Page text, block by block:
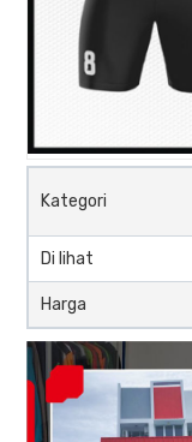
Kategori
Di lihat
Harga